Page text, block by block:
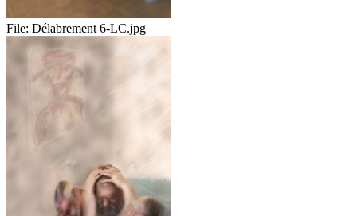
File: Délabrement 6-LC.jpg